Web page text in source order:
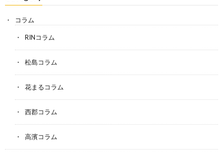
コラム
RINコラム
松島コラム
花まるコラム
西郡コラム
高濱コラム